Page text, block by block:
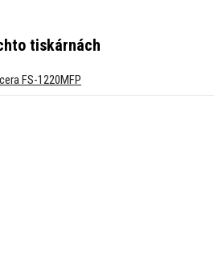
tiskárnách
FS-1220MFP